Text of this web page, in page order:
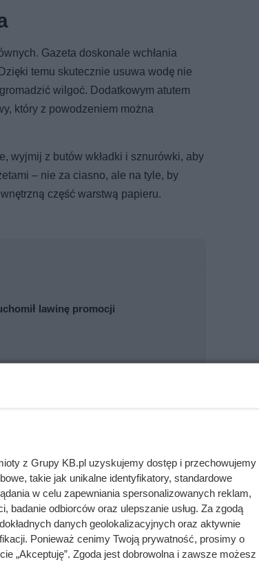
Gazeta doskonale wchłania
temu skutecznie usuwa wodę nie
wilgoć. Dodatkowym atutem
który z powodzeniem można
wyjmij z butów wkładki i sznurówki, aby
– nie za ciasno, ale na tyle, by
część warstwą papieru.
lawinę promocji
i rodzaju materiału. Warto
gorzej chłonie wodę i może zostawić
wilgoci
podobnie jak popularne saszetki z
z Grupy KB.pl uzyskujemy dostęp i przechowujemy
takie jak unikalne identyfikatory, standardowe
w celu zapewniania spersonalizowanych reklam,
odbiorców oraz ulepszanie usług. Za zgodą
danych geolokalizacyjnych oraz aktywnie
Ponieważ cenimy Twoją prywatność, prosimy o
„Akceptuję”. Zgoda jest dobrowolna i zawsze możesz